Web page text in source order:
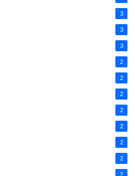
3
3
3
2
2
2
2
2
2
2
2